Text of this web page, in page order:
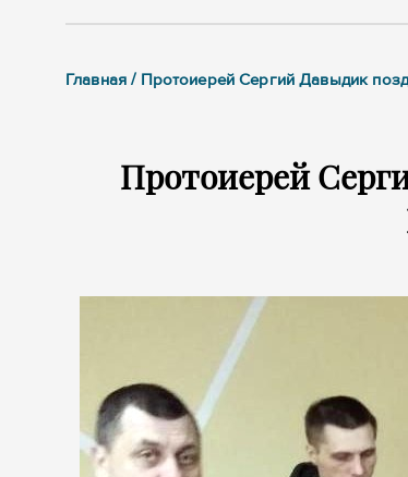
Главная / Протоиерей Сергий Давыдик
Протоиерей